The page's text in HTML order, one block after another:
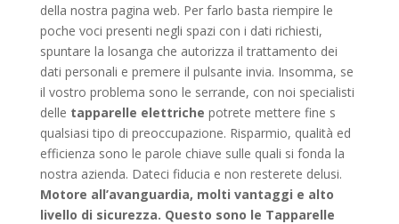
della nostra pagina web. Per farlo basta riempire le
poche voci presenti negli spazi con i dati richiesti,
spuntare la losanga che autorizza il trattamento dei
dati personali e premere il pulsante invia. Insomma, se
il vostro problema sono le serrande, con noi specialisti
delle tapparelle elettriche potrete mettere fine s
qualsiasi tipo di preoccupazione. Risparmio, qualità ed
efficienza sono le parole chiave sulle quali si fonda la
nostra azienda. Dateci fiducia e non resterete delusi.
Motore all’avanguardia, molti vantaggi e alto
livello di sicurezza. Questo sono le Tapparelle